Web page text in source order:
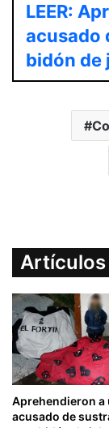
LEER:
acusado
bidón de
Aprehendieron a
acusado de